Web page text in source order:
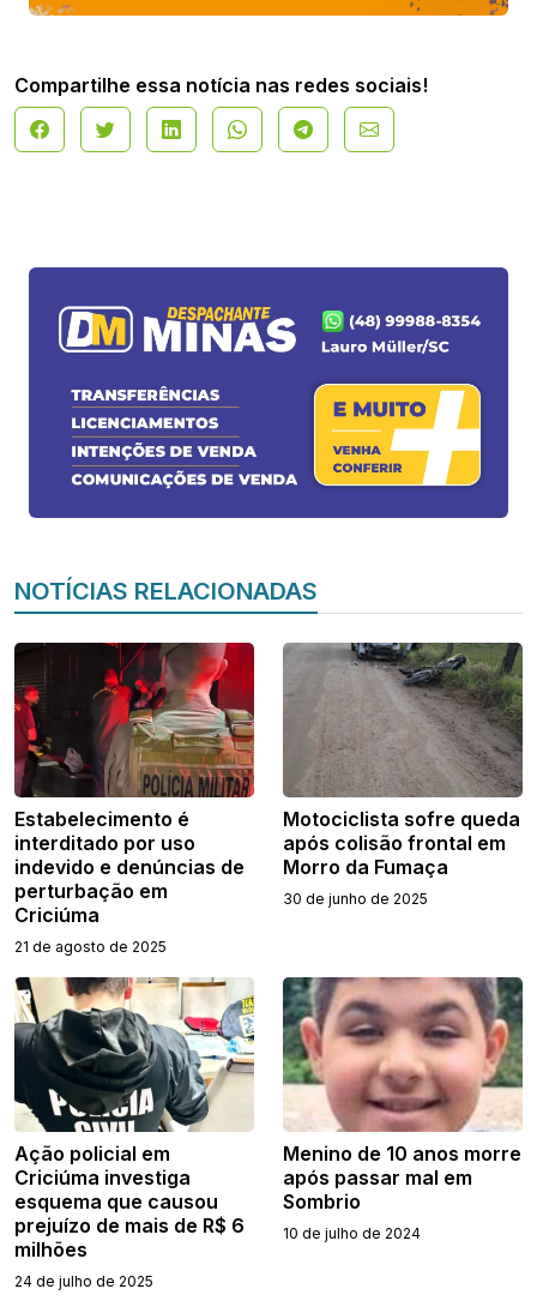
Compartilhe essa notícia nas redes sociais!
NOTÍCIAS RELACIONADAS
Estabelecimento é
interditado por uso
indevido e denúncias de
perturbação em
Criciúma
21 de agosto de 2025
Motociclista sofre queda
após colisão frontal em
Morro da Fumaça
30 de junho de 2025
Ação policial em
Criciúma investiga
esquema que causou
prejuízo de mais de R$ 6
milhões
24 de julho de 2025
Menino de 10 anos morre
após passar mal em
Sombrio
10 de julho de 2024